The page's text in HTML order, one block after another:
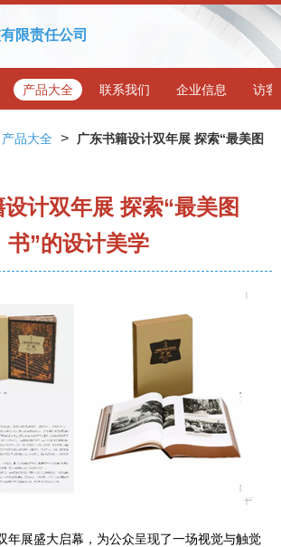
限责任公司
产品大全 联系我们 企业信息 访客
产品大全 >
广东书籍设计双年展 探索“最美图
计双年展 探索“最美图
书”的设计美学
年展盛大启幕，为公众呈现了一场视觉与触觉